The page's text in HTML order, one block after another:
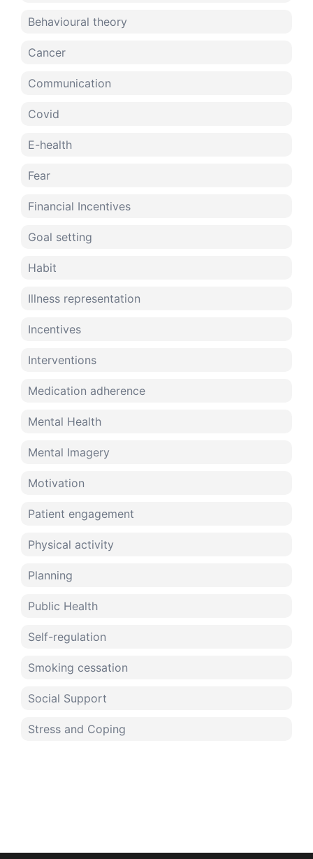
Behavioural theory
Cancer
Communication
Covid
E-health
Fear
Financial Incentives
Goal setting
Habit
Illness representation
Incentives
Interventions
Medication adherence
Mental Health
Mental Imagery
Motivation
Patient engagement
Physical activity
Planning
Public Health
Self-regulation
Smoking cessation
Social Support
Stress and Coping